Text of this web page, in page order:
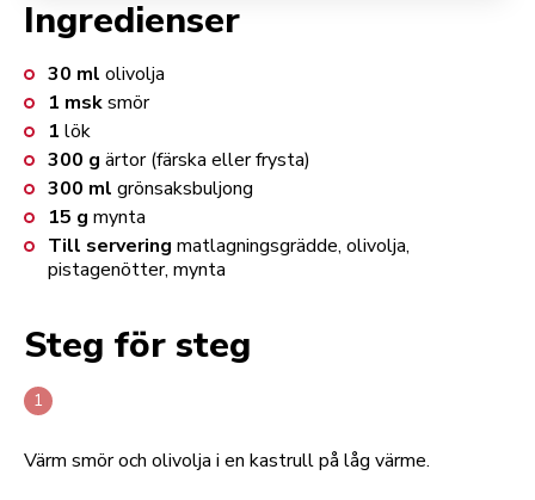
Ingredienser
30 ml olivolja
1 msksmör
1 lök
300 g ärtor (färska eller frysta)
300 ml grönsaksbuljong
15 g mynta
Till servering matlagningsgrädde, olivolja,
pistagenötter, mynta
Steg för steg
Värm smör och olivolja i en kastrull på låg värme.